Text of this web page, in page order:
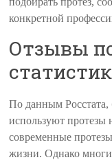
конкретной
Отзывы
По данным Росстата,
используют протезы
современные
жизни. Однако